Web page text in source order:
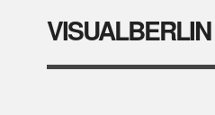
VISUALBERLIN